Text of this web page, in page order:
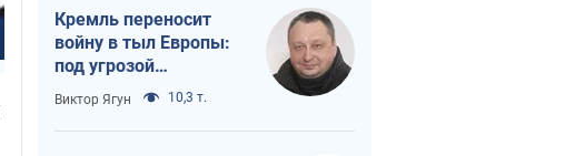
Кремль переносит
войну в тыл Европы:
под угрозой
критическая
логистика
Виктор Ягун 10,3 т.